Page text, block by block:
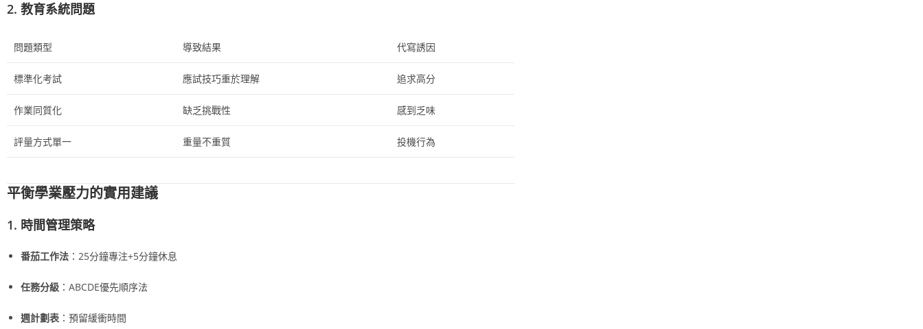
2. 教育系統問題
問題類型 導致結果 代寫誘因
標準化考試 應試技巧重於理解 追求高分
作業同質化 缺乏挑戰性 感到乏味
評量方式單一 重量不重質 投機行為
平衡學業壓力的實用建議
1. 時間管理策略
番茄工作法 ：25分鐘專注+5分鐘休息
任務分級 ：ABCDE優先順序法
週計劃表 ：預留緩衝時間